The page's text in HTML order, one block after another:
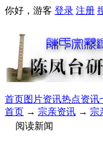
你好，游客 登录 注册
首页图片资讯热点资讯
首页 → 宗亲资讯 → 宗
阅读新闻